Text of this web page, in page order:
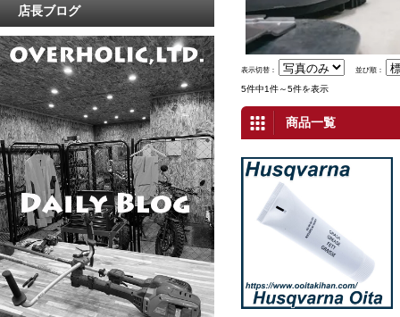
表示切替： 並び順：
5件中1件～5件を表示
商品一覧
店長ブログ